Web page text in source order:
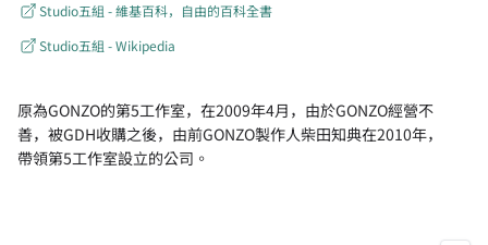
Studio五組 - 維基百科，自由的百科全書
Studio五組 - Wikipedia
原為GONZO的第5工作室，在2009年4月，由於GONZO經營不
善，被GDH收購之後，由前GONZO製作人柴田知典在2010年，
帶領第5工作室設立的公司。